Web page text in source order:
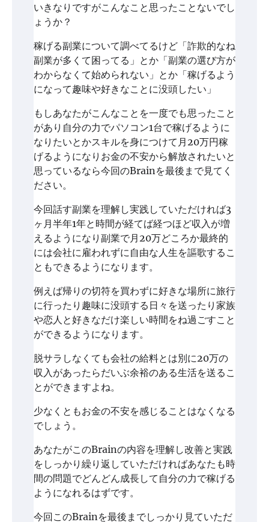
いきなりですがこんなこと思ったことないでし
ょうか？
稼げる副業について調べてるけど「詐欺的なね
副業が多くて困ってる」とか「副業の選び方が
わからなくて始められない」とか「稼げるよう
になって趣味や好きなことに没頭したい」
もしあなたがこんなことを一度でも思ったこと
があり自分の力でパソコン1台で稼げるように
なりたいとかスキルを身につけて月20万円稼
げるようになりお金の不安から解放されたいと
思っているなら今回のBrainを最後まで見てく
ださい。
今回話す副業を理解し実践していただければ3
ヶ月半年1年と時間が経てば経つほど収入が増
えるようになり副業で月20万どころか最終的
には会社に雇われずに自由な人生を謳歌するこ
ともできるようになります。
例えば帰りの切符を買わずに好きな場所に旅行
に行ったり趣味に没頭する日々を送ったり家族
や恋人と好きなだけ楽しい時間をね過ごすこと
ができるようになります。
脱サラしなくても会社の給料とは別に20万の
収入があったらだいぶ余裕のある生活を送るこ
とができますよね。
少なくともお金の不安を感じることはなくなる
でしょう。
あなたがこのBrainの内容を理解し改善と実践
をしっかり繰り返していただければあなたも時
間の問題でどんどん成長して自分の力で稼げる
ようになれるはずです。
今回このBrainを最後までしっかり見ていただ